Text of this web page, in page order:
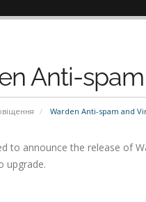
Anti-
Warden Anti-spam and
to announce the release of
upgrade.